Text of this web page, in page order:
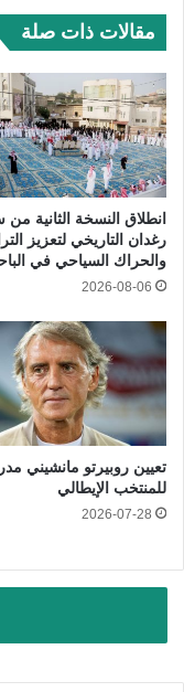
مقالات ذات صلة
انطلاق النسخة الثانية
رغدان التاريخي لتعزيز
والحراك السياحي في
2026-08-06
تعيين روبيرتو مانشيني
للمنتخب الإيطالي
2026-07-28